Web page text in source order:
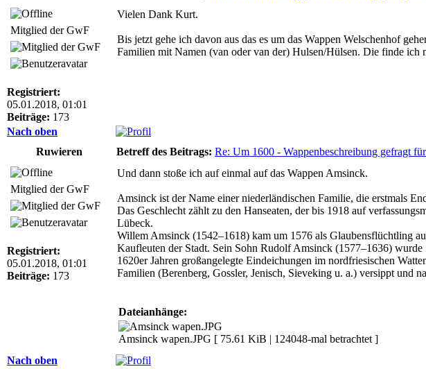
Mitglied der GwF
Registriert:
05.01.2018, 01:01
Beiträge: 173
Vielen Dank Kurt.
Bis jetzt gehe ich davon aus das es um das Wappen Welschenhof
Familien mit Namen (van oder van der) Hulsen/Hülsen. Die finde ich
Nach oben
Ruwieren
Betreff des Beitrags: Re: Um 1600 - Wappenbeschreibung gefragt
Mitglied der GwF
Registriert:
05.01.2018, 01:01
Beiträge: 173
Und dann stoße ich auf einmal auf das Wappen Amsinck.
Amsinck ist der Name einer niederländischen Familie, die erstmals
Das Geschlecht zählt zu den Hanseaten, der bis 1918 auf
Lübeck.
Willem Amsinck (1542–1618) kam um 1576 als Glaubensflüchtling
Kaufleuten der Stadt. Sein Sohn Rudolf Amsinck (1577–1636)
1620er Jahren großangelegte Eindeichungen im nordfriesischen
Familien (Berenberg, Gossler, Jenisch, Sieveking u. a.) versippt und
Dateianhänge:
Amsinck wapen.JPG [ 75.61 KiB | 124048-mal betrachtet ]
Nach oben